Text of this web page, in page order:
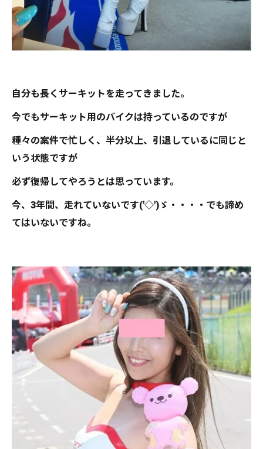
自分も長くサーキットを走ってきました。
今でもサーキット用のバイクは持っているのですが
種々の案件で忙しく、半分以上、引退しているに同じと
いう状態ですが
必ず復帰してやろうとは思っています。
今、3年間、走れていないです('◇')ゞ・・・・でも諦め
てはいないですね。